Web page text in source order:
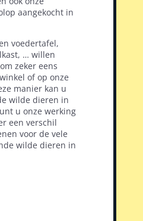
aangekocht in
voedertafel,
… willen
zeker eens
of op onze
manier kan u
wilde dieren in
u onze werking
een verschil
voor de vele
wilde dieren in